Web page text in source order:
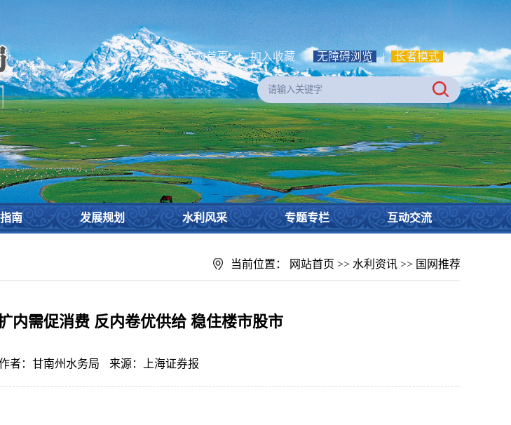
设为首页 | 加入收藏 | 无障碍浏览 | 长者模式
南 发展规划 水利风采 专题专栏 互动交流
当前位置： 网站首页 >> 水利资讯 >> 国网推荐
内需促消费 反内卷优供给 稳住楼市股市
者：甘南州水务局 来源：上海证券报